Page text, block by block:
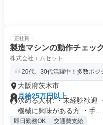
正社員
製造マシンの動作チェッ
株式会社エムセット
20代、30代活躍中！多数ポジ
大阪府茨木市
月給25万円以上
求める人材: ・未経験歓迎
機械に興味がある方 ・手...
即日勤務OK 交通費支給